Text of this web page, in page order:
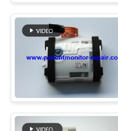
সাইট
ম্যাপ
PRIVACY
POLICY